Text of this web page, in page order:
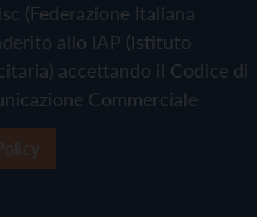
(Federazione Italiana
allo IAP (Istituto
accettando il Codice di
Commerciale